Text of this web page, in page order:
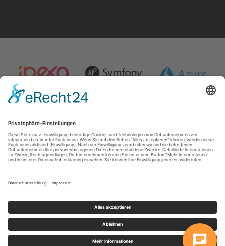
Impressum|AGB|Datenschutz|Haftungsausschluss
2026 inwebco GmbH
Cookie-Einstellungen